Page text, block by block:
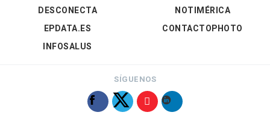
DESCONECTA
EPDATA.ES
INFOSALUS
NOTIMÉRICA
CONTACTOPHOTO
SÍGUENOS